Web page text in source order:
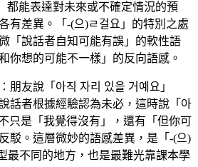
都能表達對未來或不確定情況的預
有差異。「-(으)ㄹ걸요」的特別之處
「說話者自知可能有誤」的軟性語
你想的可能不一樣」的反向語感。
友說「아직 자리 있을 거예요」
話者根據經驗認為未必，這時說「아
只是「我覺得沒有」，還有「但你可
駁。這層微妙的語感差異，是「-(으)
最不同的地方，也是最難光靠課本學